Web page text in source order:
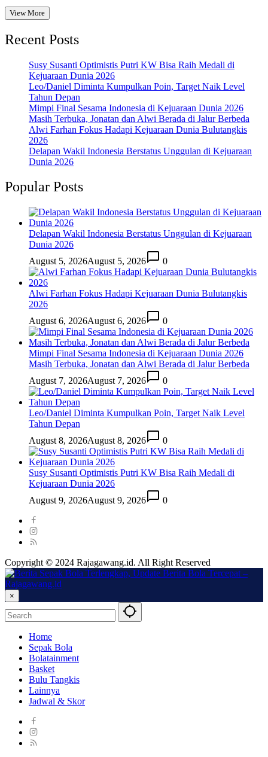
View More
Recent Posts
Susy Susanti Optimistis Putri KW Bisa Raih Medali di
Kejuaraan Dunia 2026
Leo/Daniel Diminta Kumpulkan Poin, Target Naik Level
Tahun Depan
Mimpi Final Sesama Indonesia di Kejuaraan Dunia 2026
Masih Terbuka, Jonatan dan Alwi Berada di Jalur Berbeda
Alwi Farhan Fokus Hadapi Kejuaraan Dunia Bulutangkis
2026
Delapan Wakil Indonesia Berstatus Unggulan di Kejuaraan
Dunia 2026
Popular Posts
Delapan Wakil Indonesia Berstatus Unggulan di Kejuaraan
Dunia 2026
August 5, 2026August 5, 2026 0
Alwi Farhan Fokus Hadapi Kejuaraan Dunia Bulutangkis
2026
August 6, 2026August 6, 2026 0
Mimpi Final Sesama Indonesia di Kejuaraan Dunia 2026
Masih Terbuka, Jonatan dan Alwi Berada di Jalur Berbeda
August 7, 2026August 7, 2026 0
Leo/Daniel Diminta Kumpulkan Poin, Target Naik Level
Tahun Depan
August 8, 2026August 8, 2026 0
Susy Susanti Optimistis Putri KW Bisa Raih Medali di
Kejuaraan Dunia 2026
August 9, 2026August 9, 2026 0
Copyright © 2024 Rajagawang.id. All Right Reserved
×
Home
Sepak Bola
Bolatainment
Basket
Bulu Tangkis
Lainnya
Jadwal & Skor